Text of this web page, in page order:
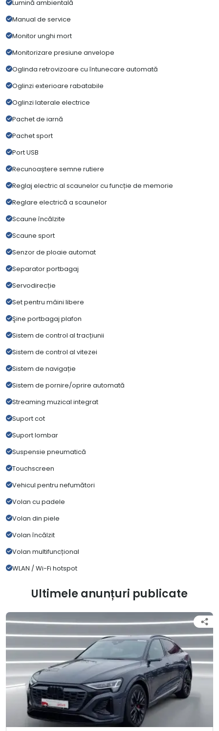
Lumină ambientală
Manual de service
Monitor unghi mort
Monitorizare presiune anvelope
Oglinda retrovizoare cu întunecare automată
Oglinzi exterioare rabatabile
Oglinzi laterale electrice
Pachet de iarnă
Pachet sport
Port USB
Recunoaștere semne rutiere
Reglaj electric al scaunelor cu funcție de memorie
Reglare electrică a scaunelor
Scaune încălzite
Scaune sport
Senzor de ploaie automat
Separator portbagaj
Servodirecție
Set pentru mâini libere
Şine portbagaj plafon
Sistem de control al tracțiunii
Sistem de control al vitezei
Sistem de navigație
Sistem de pornire/oprire automată
Streaming muzical integrat
Suport cot
Suport lombar
Suspensie pneumatică
Touchscreen
Vehicul pentru nefumători
Volan cu padele
Volan din piele
Volan încălzit
Volan multifuncțional
WLAN / Wi-Fi hotspot
Ultimele anunțuri publicate